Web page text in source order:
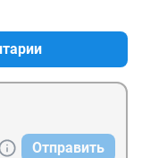
течении 30
Отправить